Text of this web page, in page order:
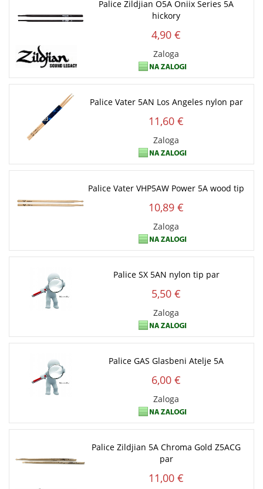
Palice Zildjian O5A Oniix Series 5A
hickory
4,90 €
Zaloga
Palice Vater 5AN Los Angeles nylon par
11,60 €
Zaloga
Palice Vater VHP5AW Power 5A wood tip
10,89 €
Zaloga
Palice SX 5AN nylon tip par
5,50 €
Zaloga
Palice GAS Glasbeni Atelje 5A
6,00 €
Zaloga
Palice Zildjian 5A Chroma Gold Z5ACG
par
11,00 €